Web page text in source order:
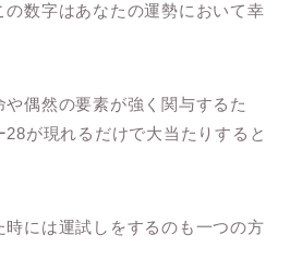
の数字はあなたの運勢において幸
偶然の要素が強く関与するた
が現れるだけで大当たりすると
時には運試しをするのも一つの方